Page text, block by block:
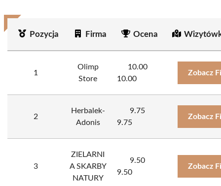
Pozycja Firma Ocena
1
Olimp
Store
10.00
10.00
Zobacz
2
Herbalek-
Adonis
9.75
9.75
Zobacz
3
ZIELARNI
A SKARBY
NATURY
9.50
9.50
Zobacz